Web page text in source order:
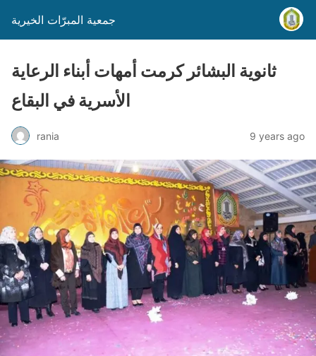
جمعية المبرّات الخيرية
ثانوية البشائر كرمت أمهات أبناء الرعاية
الأسرية في البقاع
rania 9 years ago